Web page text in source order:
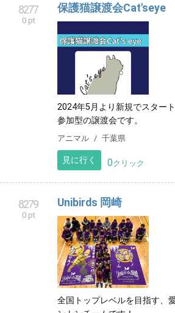
8277
0 pt
保護猫譲渡会Cat'seye
2024年5月より新規でスター
参加型の譲渡会です。
アニマル 千葉県
見に行く 0クリック
8279
0 pt
Unibirds 岡崎
全国トップレベルを目指す、